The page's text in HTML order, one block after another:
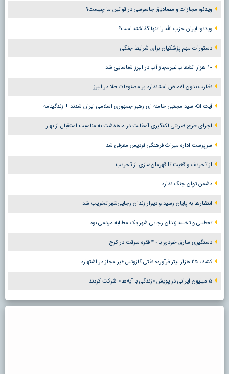
ویدئو؛ مجازات و مصادیق جاسوسی در قوانین ما چیست؟
ویدئو؛ ایران حزب الله را تنها گذاشته است؟
دستورات مهم پزشکیان برای شرایط جنگی
۱۰ هزار انشعاب غیرمجاز آب در البرز شناسایی شد
نظارت بدون اغماض استاندارد بر مصنوعات طلا در البرز
آیت الله سید مجتبی خامنه ای رهبر جمهوری اسلامی ایران شدند + زندگینامه
اجرای طرح ضربتی لکه‌گیری آسفالت در ماهدشت به مناسبت استقبال از بهار
سرپرست اداره میراث فرهنگی فردیس معرفی شد
از تحریف واقعیت تا قهرمان‌سازی از تخریب
دشمن توان جنگ ندارد
انتظارها به پایان رسید و دیوار زندان رجایی‌شهر تخریب شد
تعطیلی و تخلیه زندان رجایی شهر یک مطالبه مردمی بود
دستگیری سارق خودرو با ۴۰ فقره سرقت در کرج
کشف ۲۵ هزار لیتر فرآورده نفتی گازوئیل غیر مجاز در اشتهارد
۵ میلیون ایرانی در پویش «زندگی با آیه‌ها» شرکت کردند